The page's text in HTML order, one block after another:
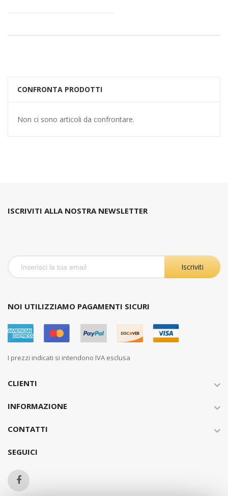
CONFRONTA PRODOTTI
Non ci sono articoli da confrontare.
ISCRIVITI ALLA NOSTRA NEWSLETTER
Iscriviti
NOI UTILIZZIAMO PAGAMENTI SICURI
I prezzi indicati si intendono IVA esclusa
CLIENTI
INFORMAZIONE
CONTATTI
SEGUICI